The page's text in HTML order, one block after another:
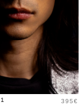
Prix
395€